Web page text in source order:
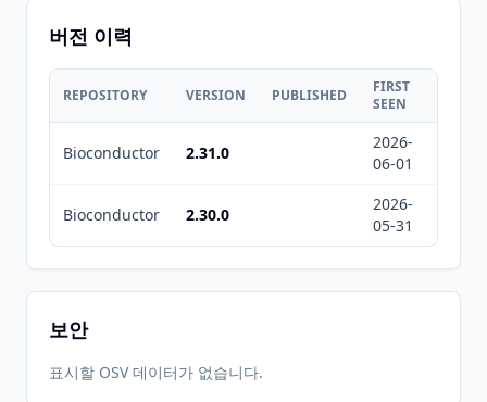
버전 이력
REPOSITORY VERSION PUBLISHED
FIRST
SEEN
Bioconductor 2.31.0
2026-
06-01
Bioconductor 2.30.0
2026-
05-31
보안
표시할 OSV 데이터가 없습니다.